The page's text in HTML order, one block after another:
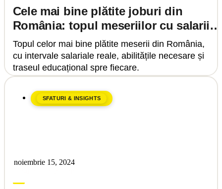
Cele mai bine plătite joburi din
România: topul meseriilor cu salarii
mari și cum ajungi acolo
Topul celor mai bine plătite meserii din România,
cu intervale salariale reale, abilitățile necesare și
traseul educațional spre fiecare.
SFATURI & INSIGHTS
noiembrie 15, 2024